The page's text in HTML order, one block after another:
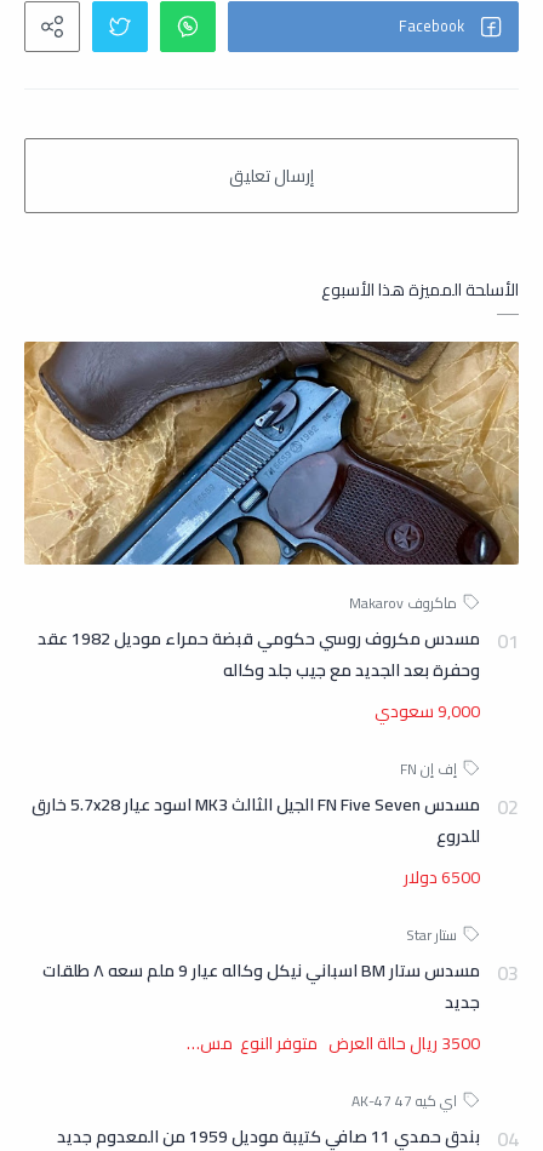
الأسلحة المميزة هذا الأسبوع
مسدس مكروف روسي حكومي قبضة حمراء موديل 1982 عقد
وحفرة بعد الجديد مع جيب جلد وكاله
9,000 سعودي
مسدس FN Five Seven الجيل الثالث MK3 اسود عيار 5.7x28 خارق
للدروع
6500 دولار
مسدس ستار BM اسباني نيكل وكاله عيار 9 ملم سعه ٨ طلقات
جديد
3500 ريال حالة العرض متوفر النوع مس…
بندق حمدي 11 صافي كتيبة موديل 1959 من المعدوم جديد